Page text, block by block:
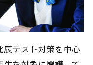
辰テスト対策を中心